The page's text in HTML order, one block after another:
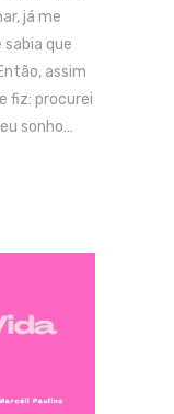
já me
que
assim
fiz: procurei
sonho…